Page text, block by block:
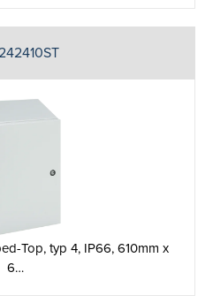
Top, typ 4, IP66, 610mm x
6…